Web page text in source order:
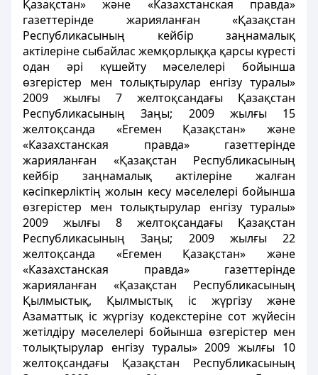
Қазақстан» және «Казахстанская правда»
газеттерінде жарияланған «Қазақстан
Республикасының кейбір заңнамалық
актілеріне сыбайлас жемқорлыққа қарсы күресті
одан әрі күшейту мәселелері бойынша
өзгерістер мен толықтырулар енгізу туралы»
2009 жылғы 7 желтоқсандағы Қазақстан
Республикасының Заңы; 2009 жылғы 15
желтоқсанда «Егемен Қазақстан» және
«Казахстанская правда» газеттерінде
жарияланған «Қазақстан Республикасының
кейбір заңнамалық актілеріне жалған
кәсіпкерліктің жолын кесу мәселелері бойынша
өзгерістер мен толықтырулар енгізу туралы»
2009 жылғы 8 желтоқсандағы Қазақстан
Республикасының Заңы; 2009 жылғы 22
желтоқсанда «Егемен Қазақстан» және
«Казахстанская правда» газеттерінде
жарияланған «Қазақстан Республикасының
Қылмыстық, Қылмыстық іс жүргізу және
Азаматтық іс жүргізу кодекстеріне сот жүйесін
жетілдіру мәселелері бойынша өзгерістер мен
толықтырулар енгізу туралы» 2009 жылғы 10
желтоқсандағы Қазақстан Республикасының